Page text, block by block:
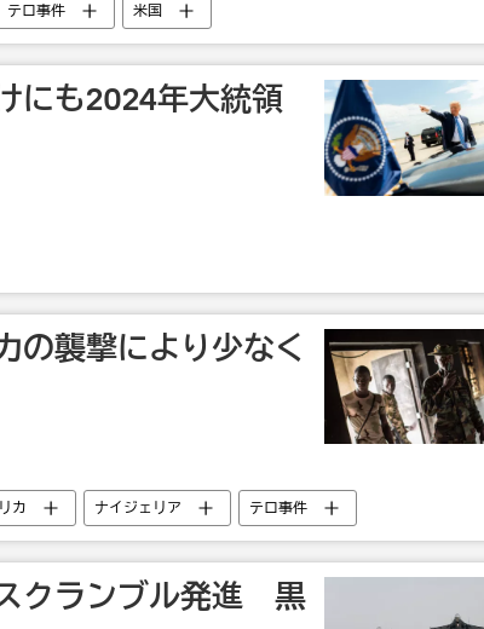
テロ事件 米国
にも2024年大統領
襲撃により少なく
カ ナイジェリア テロ事件
クランブル発進 黒